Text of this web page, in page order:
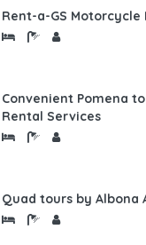
Rent-a-GS Motorcycle
Convenient Pomena
Rental Services
Quad tours by Albona